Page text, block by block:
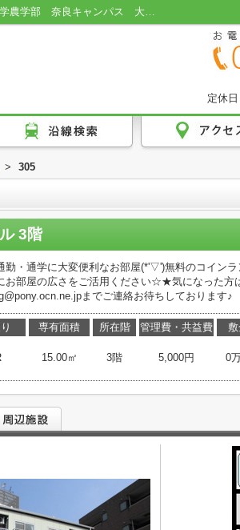
ききょう元町ビルの305詳細ページ｜近畿大学 帝塚山大学 近畿大学農学部 奈良キャンパス 大原和服専門学園 大学生協 ユニライフ 学生向け 近大 奈良 富雄駅 富雄 賃貸 近大駅近 ロフトベッド カードキー コインランドリー エレベーター｜奈良の日栄ハウジング
定休
> 305
3階
勤・通学に大変便利なお部屋(*'▽')無料のコイン
お部屋の広さをご活用ください☆★気になった方
までご連絡お待ちしております♪
専有面積
15.00㎡
所在階
3階
管理費・共益費
5,000円 0